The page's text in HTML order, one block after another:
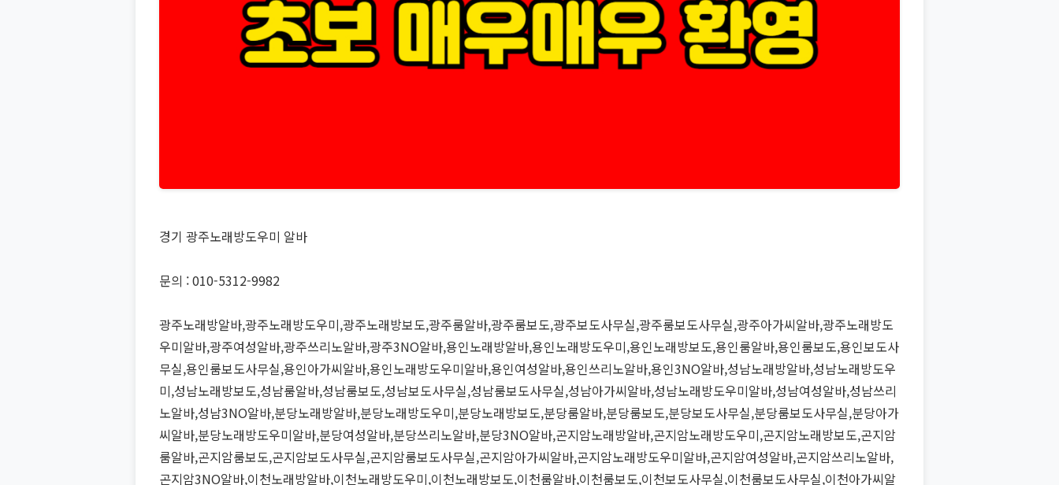
경기 광주노래방도우미 알바
문의 : 010-5312-9982
광주노래방알바,광주노래방도우미,광주노래방보도,광주룸알바,광주룸보도,광주보도사무실,광주룸보도사무실,광주아가씨알바,광주노래방도
우미알바,광주여성알바,광주쓰리노알바,광주3NO알바,용인노래방알바,용인노래방도우미,용인노래방보도,용인룸알바,용인룸보도,용인보도사
무실,용인룸보도사무실,용인아가씨알바,용인노래방도우미알바,용인여성알바,용인쓰리노알바,용인3NO알바,성남노래방알바,성남노래방도우
미,성남노래방보도,성남룸알바,성남룸보도,성남보도사무실,성남룸보도사무실,성남아가씨알바,성남노래방도우미알바,성남여성알바,성남쓰리
노알바,성남3NO알바,분당노래방알바,분당노래방도우미,분당노래방보도,분당룸알바,분당룸보도,분당보도사무실,분당룸보도사무실,분당아가
씨알바,분당노래방도우미알바,분당여성알바,분당쓰리노알바,분당3NO알바,곤지암노래방알바,곤지암노래방도우미,곤지암노래방보도,곤지암
룸알바,곤지암룸보도,곤지암보도사무실,곤지암룸보도사무실,곤지암아가씨알바,곤지암노래방도우미알바,곤지암여성알바,곤지암쓰리노알바,
곤지암3NO알바,이천노래방알바,이천노래방도우미,이천노래방보도,이천룸알바,이천룸보도,이천보도사무실,이천룸보도사무실,이천아가씨알